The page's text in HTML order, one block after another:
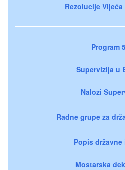
Rezolucije
Program
Supervizija u
Nalozi
Radne grupe za
Popis
Mostarska